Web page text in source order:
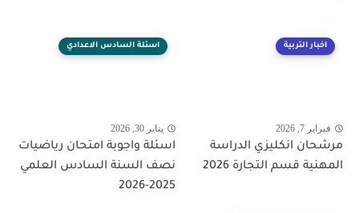
اخبار التربية
فبراير 7, 2026
مرشحان انكليزي الدراسة
المهنية قسم التجارة 2026
اسئلة السادس الاعدادي
يناير 30, 2026
اسئلة واجوبة امتحان رياضيات
نصف السنة السادس العلمي
2025-2026